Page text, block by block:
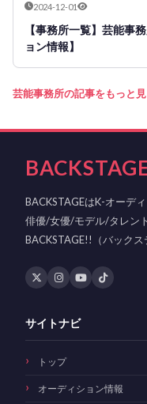
2024-12-01
【事務所一覧】芸能事
ョン情報】
芸能事務所の記事をもっと
BACKSTAGEはK-オーデ
俳優/女優/モデル/タレン
BACKSTAGE!!（バックス
サイトナビ
トップ
オーディション情報